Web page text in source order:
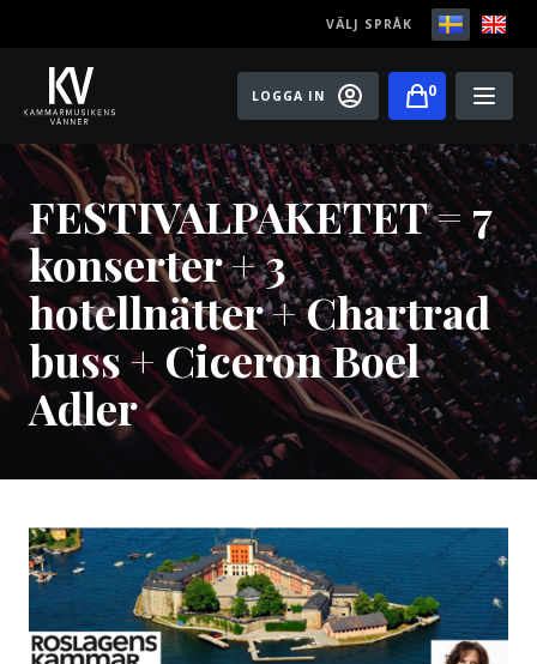
VÄLJ SPRÅK
Play
Bli medlem
Festivaler
Konserter
Master classes
Rising Stars
Om oss
LOGGA IN 0
FESTIVALPAKETET = 7
konserter + 3
hotellnätter + Chartrad
buss + Ciceron Boel
Adler